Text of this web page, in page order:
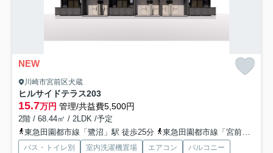
NEW
川崎市宮前区犬蔵
ヒルサイドテラス203
15.7万円 管理/共益費5,500円
2階 / 68.44㎡ / 2LDK /予定
東急田園都市線「鷺沼」駅 徒歩25分
東急田園都市線「宮前平」駅 徒歩25分
バス・トイレ別 室内洗濯機置場 エアコン
バルコニー